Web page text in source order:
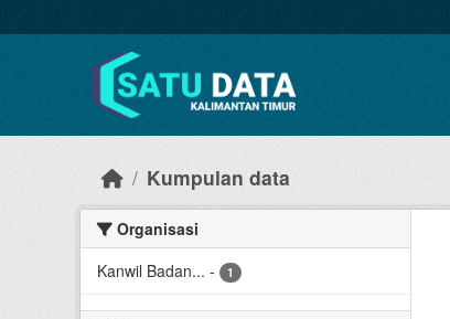
Kumpulan data
Organisasi
Kanwil Badan... - 1